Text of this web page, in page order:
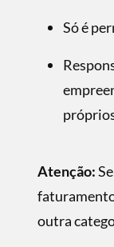
Só é
Atenção:
outra